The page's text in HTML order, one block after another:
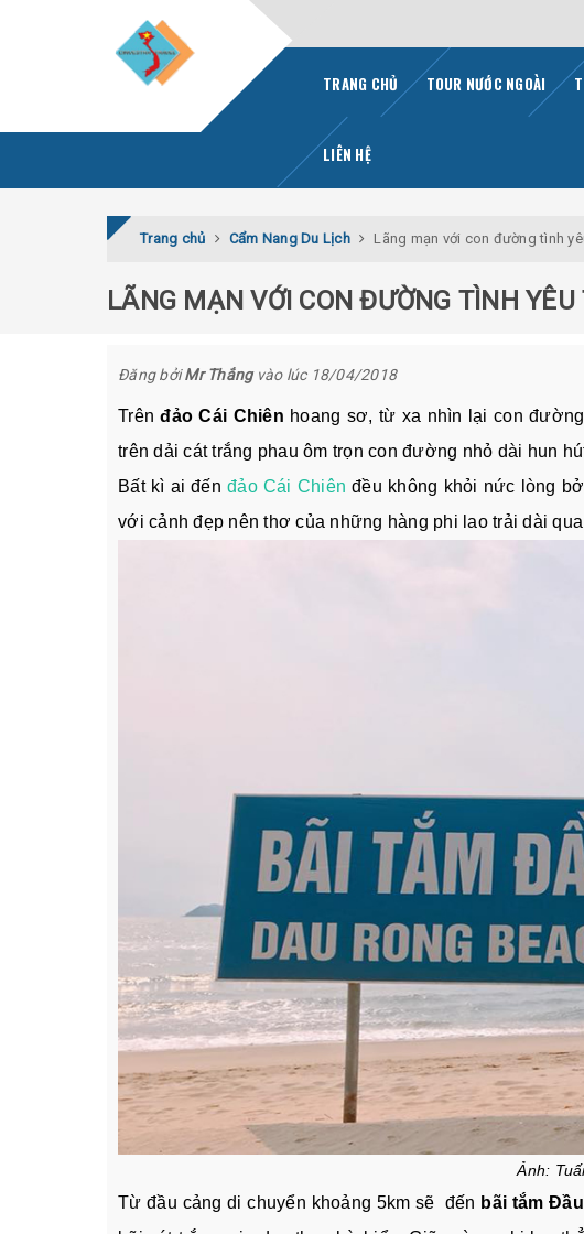
TRANG CHỦ TOUR NƯỚC NGOÀI
LIÊN HỆ
Trang chủ Cẩm Nang Du Lịch Lãng mạn với con đường tình
LÃNG MẠN VỚI CON ĐƯỜNG TÌNH
Đăng bởiMr Thắngvào lúc 18/04/2018
Trên đảo Cái Chiên hoang sơ, từ xa nhìn lại con
trên dải cát trắng phau ôm trọn con đường nhỏ dài hun
Bất kì ai đếnđảo Cái Chiên đều không khỏi nức lòng
với cảnh đẹp nên thơ của những hàng phi lao trải dài
Ảnh:
Từ đầu cảng di chuyển khoảng 5km sẽ đến bãi tắm